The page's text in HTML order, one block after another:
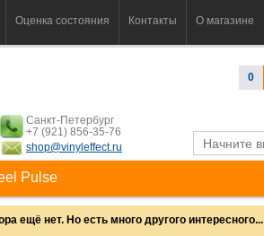
Оценка состояния Контакты О магазине
0
Санкт-Петербург
+7 (921) 856-35-76
shop@vinyleffect.ru
Pulse
ещё нет. Но есть много другого интересного...